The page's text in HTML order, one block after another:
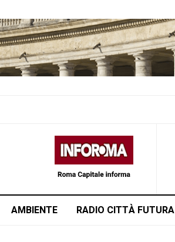
AMBIENTE RADIO CITTÀ FUTURA